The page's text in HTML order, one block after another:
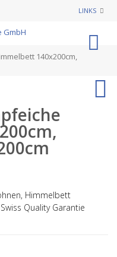
LINKS
140x200cm,
Himmelbett
Quality Garantie